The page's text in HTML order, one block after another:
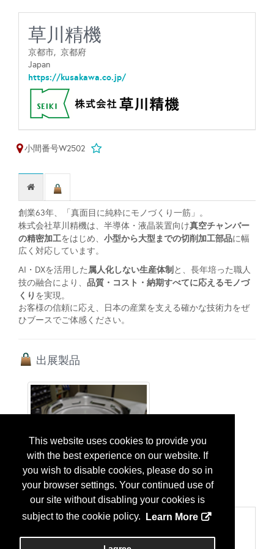
This website uses cookies to provide you
with the best experience on our website. If
you wish to disable cookies, please do so in
your browser settings. Your continued use of
our site without disabling your cookies is
subject to the cookie policy.
Learn More
草川精機
京都市, 京都府
Japan
https://kusakawa.co.jp/
小間番号W2502
創業63年、「真面目に純粋にモノづくり一筋」。
株式会社草川精機は、半導体・液晶装置向け真空チャンバー
の精密加工をはじめ、 小型から大型までの切削加工部品に幅
広く対応しています。
AI・DXを活用した属人化しない生産体制 と、長年培った職人
技の融合により、 品質・コスト・納期すべてに応えるモノづ
くり を実現。
お客様の信頼に応え、日本の産業を支える確かな技術力をぜ
ひブースでご体感ください。
出展製品
真空チャンバー
A5052 切削加工部品...More Info
Categories
400 部品、パーツと付属品